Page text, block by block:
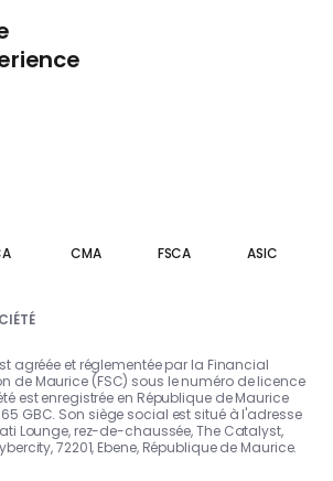
CMA FSCA ASIC
agréée et réglementée par la Financial
de Maurice (FSC) sous le numéro de licence
est enregistrée en République de Maurice
GBC. Son siège social est situé à l'adresse
Lounge, rez-de-chaussée, The Catalyst,
72201, Ebene, République de Maurice.